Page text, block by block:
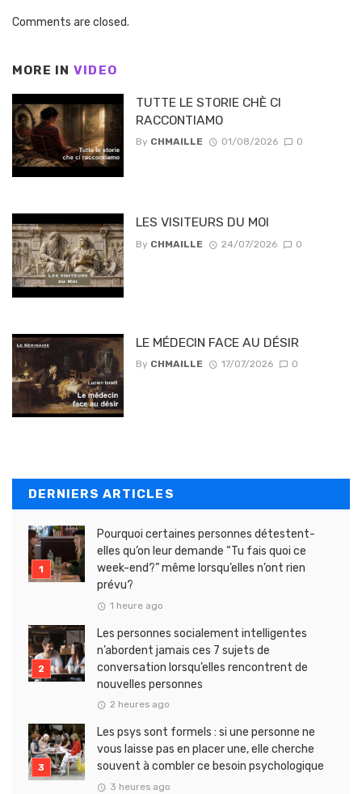
Comments are closed.
MORE IN VIDEO
TUTTE LE STORIE CHÈ CI
RACCONTIAMO
By CHMAILLE 01/08/2026 0
LES VISITEURS DU MOI
By CHMAILLE 24/07/2026 0
LE MÉDECIN FACE AU DÉSIR
By CHMAILLE 17/07/2026 0
DERNIERS ARTICLES
Pourquoi certaines personnes détestent-
elles qu’on leur demande “Tu fais quoi ce
week-end?” même lorsqu’elles n’ont rien
prévu?
1 heure ago
Les personnes socialement intelligentes
n’abordent jamais ces 7 sujets de
conversation lorsqu’elles rencontrent de
nouvelles personnes
2 heures ago
Les psys sont formels : si une personne ne
vous laisse pas en placer une, elle cherche
souvent à combler ce besoin psychologique
3 heures ago